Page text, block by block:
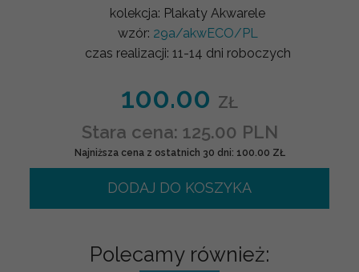
kolekcja: Plakaty Akwarele
wzór: 29a/akwECO/PL
czas realizacji: 11-14 dni roboczych
100.00 ZŁ
Stara cena: 125.00 PLN
Najniższa cena z ostatnich 30 dni: 100.00 ZŁ
DODAJ DO KOSZYKA
Polecamy również: